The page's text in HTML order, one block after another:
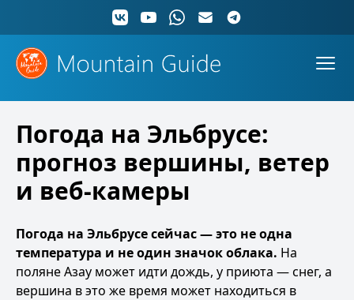
Погода на Эльбрусе:
прогноз вершины, ветер
и веб-камеры
Погода на Эльбрусе сейчас — это не одна
температура и не один значок облака. На
поляне Азау может идти дождь, у приюта — снег, а
вершина в это же время может находиться в